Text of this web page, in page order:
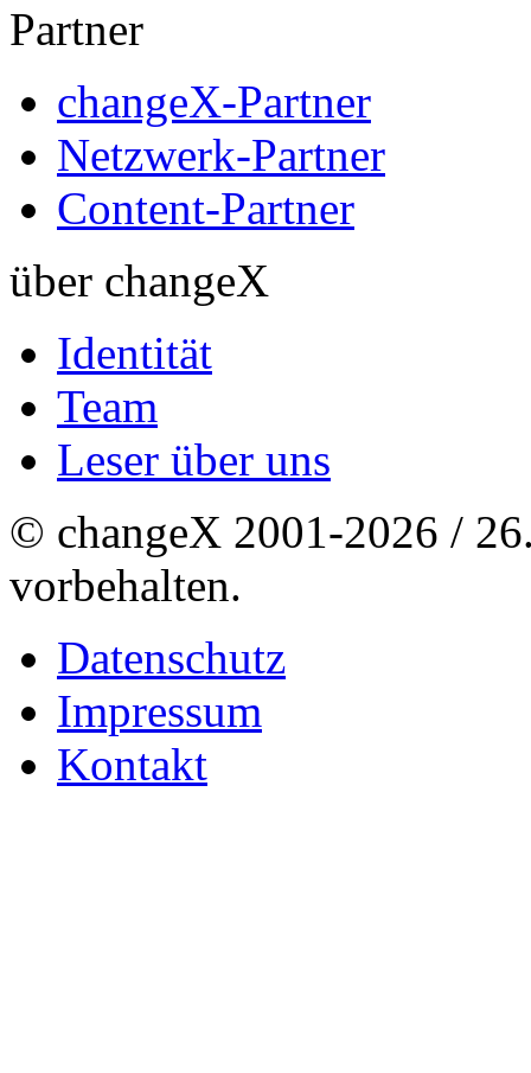
Partner
changeX-Partner
Netzwerk-Partner
Content-Partner
über changeX
Identität
Team
Leser über uns
© changeX 2001-2026 /
vorbehalten.
Datenschutz
Impressum
Kontakt